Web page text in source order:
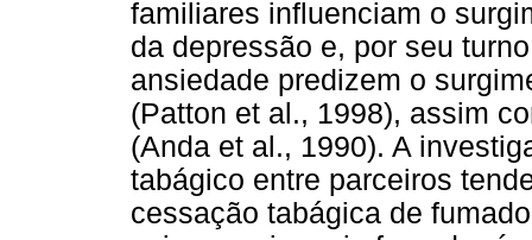
familiares influenciam o
da depressão e, por seu
ansiedade predizem o
(Patton et al., 1998), assim
(Anda et al., 1990). A
tabágico entre parceiros
cessação tabágica de